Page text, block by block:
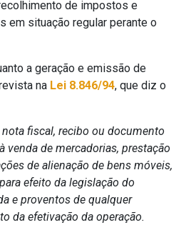
de impostos e
em situação regular perante o
a geração e emissão de
na Lei 8.846/94, que diz o
fiscal, recibo ou documento
venda de mercadorias, prestação
de alienação de bens móveis,
efeito da legislação do
e proventos de qualquer
da efetivação da operação.